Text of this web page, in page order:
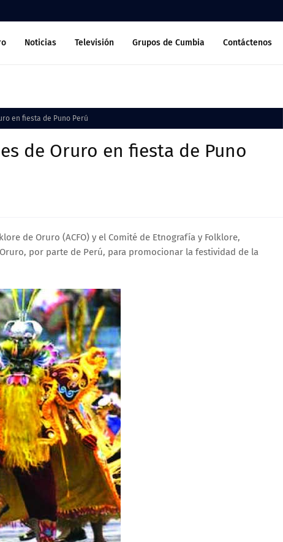
Noticias Televisión Grupos de Cumbia Contáctenos
en fiesta de Puno Perú
de Oruro en fiesta de Puno
de Oruro (ACFO) y el Comité de Etnografía y Folklore,
por parte de Perú, para promocionar la festividad de la